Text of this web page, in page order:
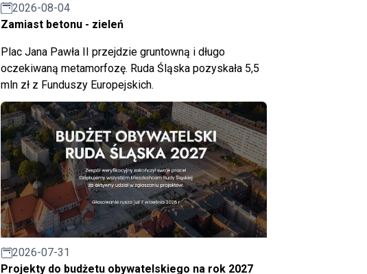
2026-08-04
Zamiast betonu - zieleń
Plac Jana Pawła II przejdzie gruntowną i długo
oczekiwaną metamorfozę. Ruda Śląska pozyskała 5,5
mln zł z Funduszy Europejskich.
2026-07-31
Projekty do budżetu obywatelskiego na rok 2027